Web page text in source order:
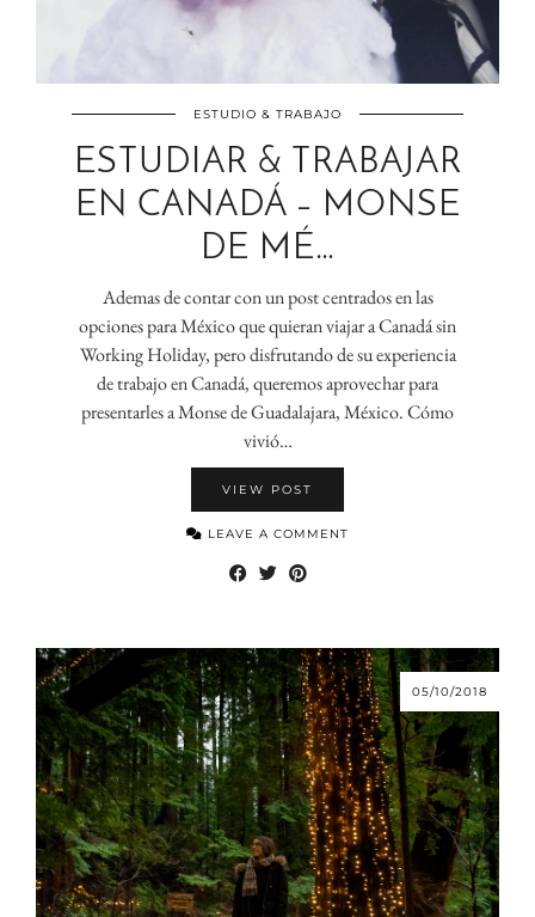
ESTUDIO & TRABAJO
ESTUDIAR & TRABAJAR
EN CANADÁ – MONSE
DE MÉ…
Ademas de contar con un post centrados en las
opciones para México que quieran viajar a Canadá sin
Working Holiday, pero disfrutando de su experiencia
de trabajo en Canadá, queremos aprovechar para
presentarles a Monse de Guadalajara, México. Cómo
vivió…
VIEW POST
LEAVE A COMMENT
05/10/2018